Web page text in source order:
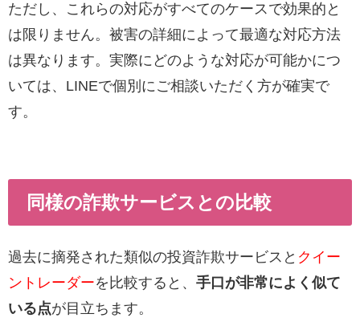
ただし、これらの対応がすべてのケースで効果的と
は限りません。被害の詳細によって最適な対応方法
は異なります。実際にどのような対応が可能かにつ
いては、LINEで個別にご相談いただく方が確実で
す。
同様の詐欺サービスとの比較
過去に摘発された類似の投資詐欺サービスと クイー
ントレーダーを比較すると、 手口が非常によく似て
いる点が目立ちます。